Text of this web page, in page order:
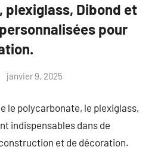
plexiglass, Dibond et
pour
janvier 9, 2025
le polycarbonate, le plexiglass,
indispensables dans de
et de décoration.